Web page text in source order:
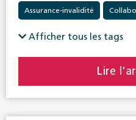
Assurance-invalidité
Réadaptation
Afficher tous les tags
Lire